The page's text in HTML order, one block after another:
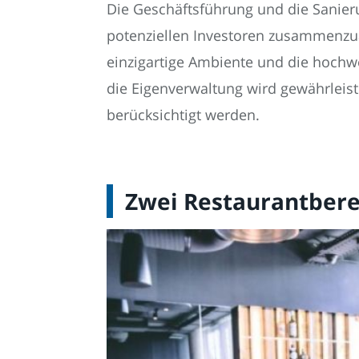
Die Geschäftsführung und die
potenziellen Investoren
einzigartige Ambiente und die
die Eigenverwaltung wird
berücksichtigt werden.
Zwei